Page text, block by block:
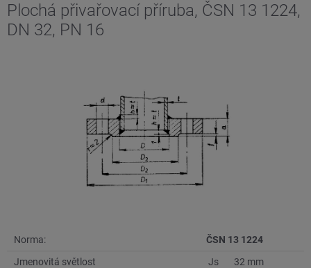
Plochá přivařovací příruba, ČSN 13 1224,
DN 32, PN 16
Norma:
ČSN 13 1224
Jmenovitá světlost
Js
32 mm